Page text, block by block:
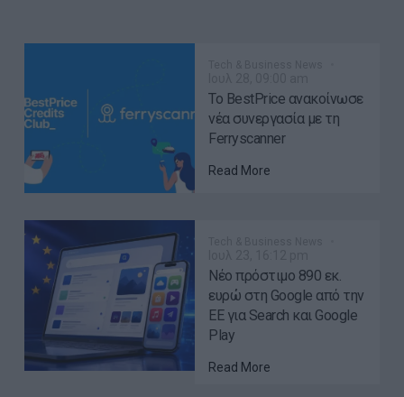
Το BestPrice ανακοίνωσε
νέα συνεργασία με τη
Ferryscanner
Read More
Νέο πρόστιμο 890 εκ.
ευρώ στη Google από την
ΕΕ για Search και Google
Play
Read More